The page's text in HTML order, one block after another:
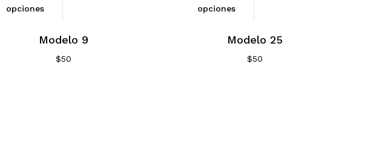
opciones
Modelo 9
$50
opciones
Modelo 25
$50